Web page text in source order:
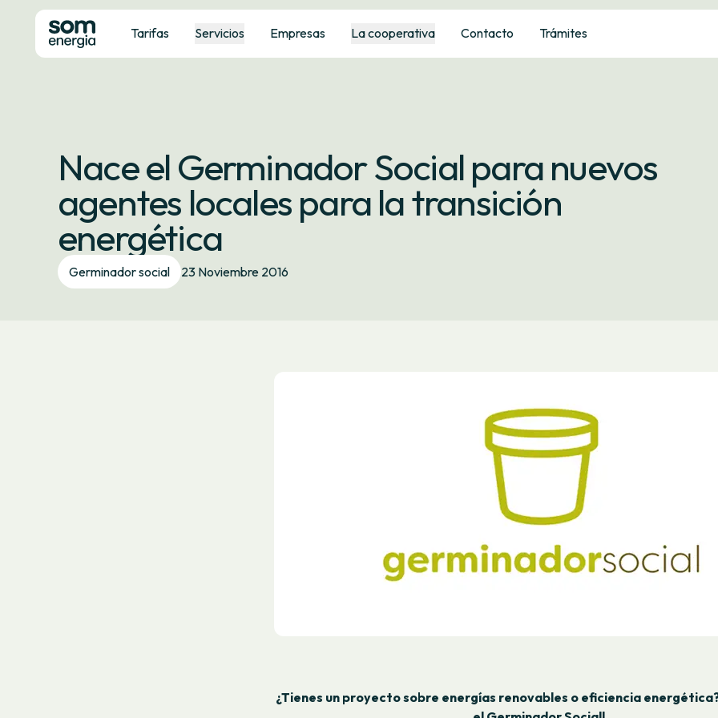
Tarifas Servicios Empresas La cooperativa Contacto Trámites
Nace el Germinador Social para nuevos
agentes locales para la transición
energética
Germinador social 23 Noviembre 2016
¿Tienes un proyecto sobre energías renovables o eficiencia